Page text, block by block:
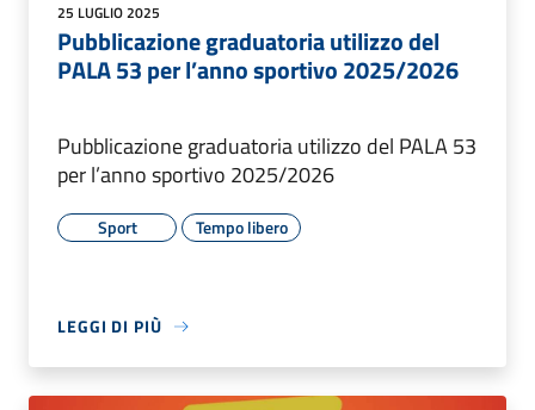
25 LUGLIO 2025
Pubblicazione graduatoria utilizzo del
PALA 53 per l’anno sportivo 2025/2026
Pubblicazione graduatoria utilizzo del PALA 53
per l’anno sportivo 2025/2026
Sport Tempo libero
LEGGI DI PIÙ